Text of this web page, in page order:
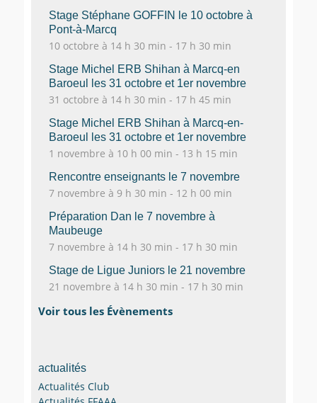
Stage Stéphane GOFFIN le 10 octobre à
Pont-à-Marcq
10 octobre à 14 h 30 min - 17 h 30 min
Stage Michel ERB Shihan à Marcq-en
Baroeul les 31 octobre et 1er novembre
31 octobre à 14 h 30 min - 17 h 45 min
Stage Michel ERB Shihan à Marcq-en-
Baroeul les 31 octobre et 1er novembre
1 novembre à 10 h 00 min - 13 h 15 min
Rencontre enseignants le 7 novembre
7 novembre à 9 h 30 min - 12 h 00 min
Préparation Dan le 7 novembre à
Maubeuge
7 novembre à 14 h 30 min - 17 h 30 min
Stage de Ligue Juniors le 21 novembre
21 novembre à 14 h 30 min - 17 h 30 min
Voir tous les Évènements
actualités
Actualités Club